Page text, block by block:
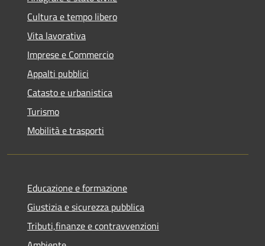
Cultura e tempo libero
Vita lavorativa
Imprese e Commercio
Appalti pubblici
Catasto e urbanistica
Turismo
Mobilità e trasporti
Educazione e formazione
Giustizia e sicurezza pubblica
Tributi,finanze e contravvenzioni